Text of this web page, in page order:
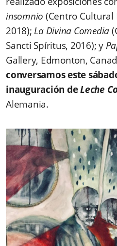
insomnio (Centro Cultural
2018); La Divina Comedia
Sancti Spíritus, 2016); y
Gallery, Edmonton,
conversamos este
inauguración deLeche
Alemania.